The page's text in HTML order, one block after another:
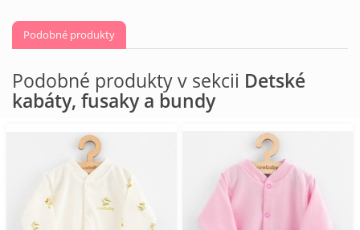
Podobné produkty
Podobné produkty v sekcii Detské
kabáty, fusaky a bundy